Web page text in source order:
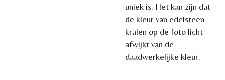
uniek is. Het kan zijn dat
de kleur van edelsteen
kralen op de foto licht
afwijkt van de
daadwerkelijke kleur.